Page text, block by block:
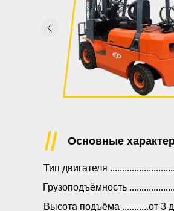
Основные
Тип двигателя
Грузоподъёмность
Высота подъёма ...........от 3